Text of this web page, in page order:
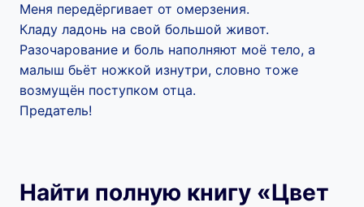
Меня передёргивает от омерзения.
Кладу ладонь на свой большой живот.
Разочарование и боль наполняют моё тело, а
малыш бьёт ножкой изнутри, словно тоже
возмущён поступком отца.
Предатель!
Найти полную книгу «Цвет